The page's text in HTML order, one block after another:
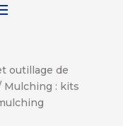
outillage de
Mulching : kits